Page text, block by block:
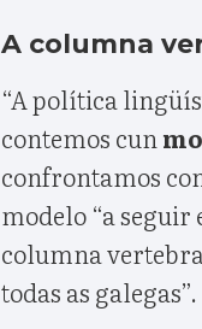
A columna
“A política
contemos cun
confrontamos
modelo “a seguir
columna
todas as galegas”.